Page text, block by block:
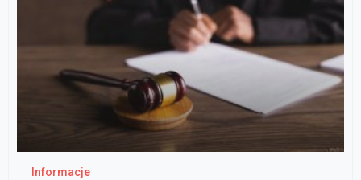
Informacje